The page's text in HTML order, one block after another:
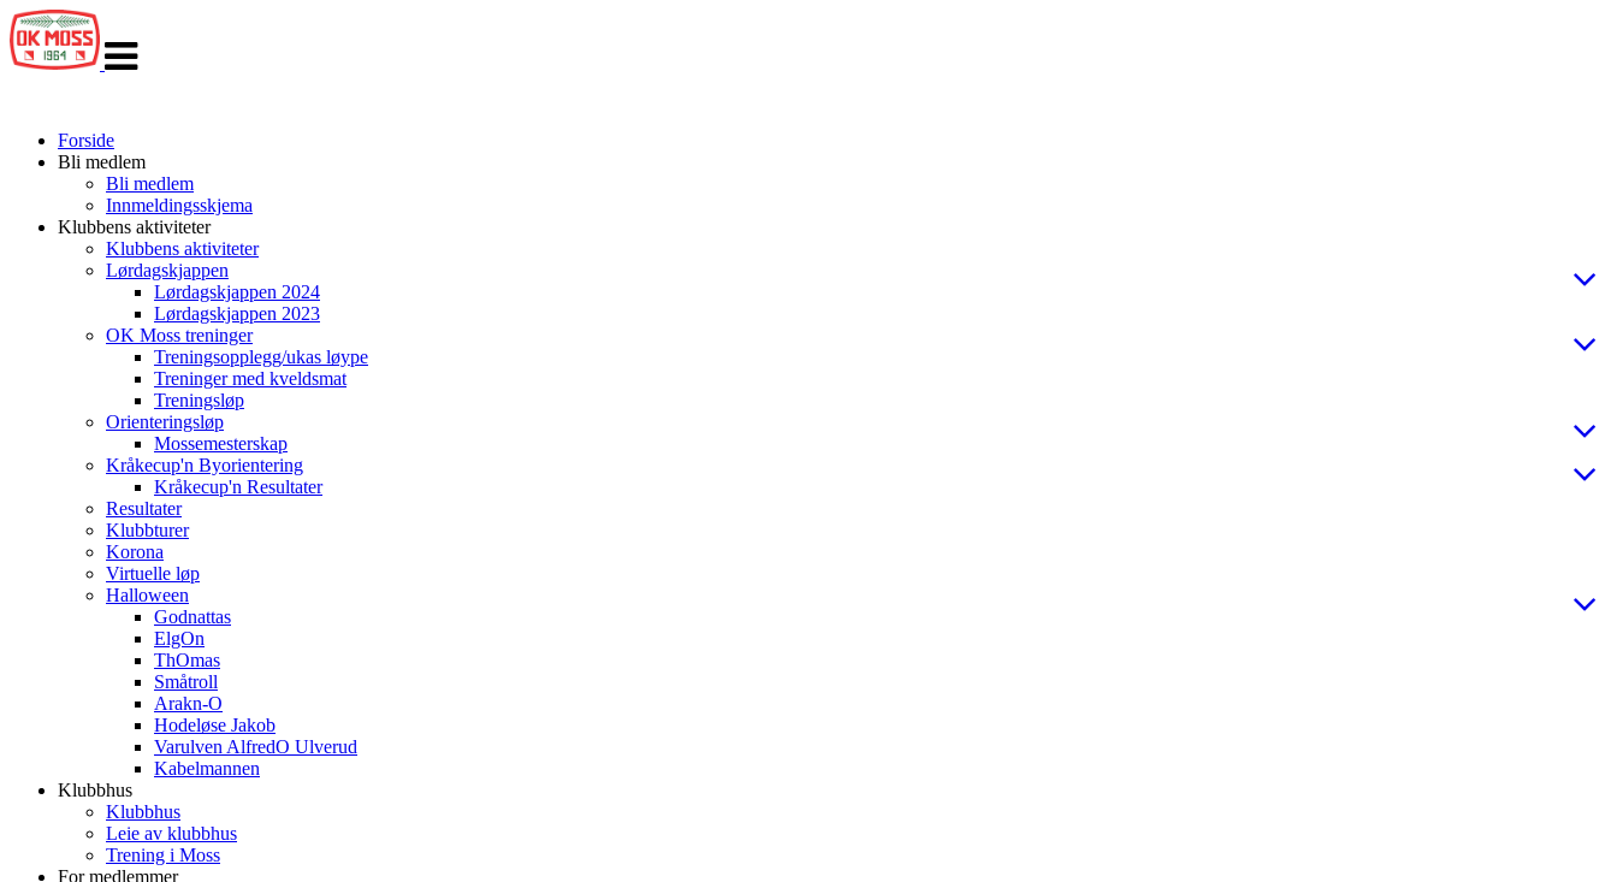
navigasjon
Forside
Bli medlem
Bli medlem
Innmeldingsskjema
Klubbens aktiviteter
Klubbens aktiviteter
Lørdagskjappen
Lørdagskjappen 2024
Lørdagskjappen 2023
OK Moss treninger
Treningsopplegg/ukas løype
Treninger med kveldsmat
Treningsløp
Orienteringsløp
Mossemesterskap
Kråkecup'n Byorientering
Kråkecup'n Resultater
Resultater
Klubbturer
Korona
Virtuelle løp
Halloween
Godnattas
ElgOn
ThOmas
Småtroll
Arakn-O
Hodeløse Jakob
Varulven AlfredO Ulverud
Kabelmannen
Klubbhus
Klubbhus
Leie av klubbhus
Trening i Moss
For medlemmer